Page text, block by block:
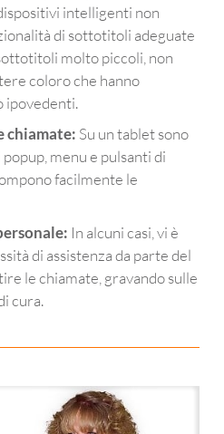
intelligenti non
di sottotitoli adeguate
molto piccoli, non
coloro che hanno
ipovedenti.
chiamate: Su un tablet sono
menu e pulsanti di
facilmente le
In alcuni casi, vi è
di assistenza da parte del
le chiamate, gravando sulle
cura.